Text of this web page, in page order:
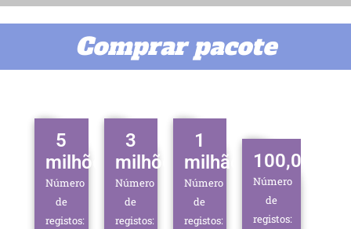
Comprar pacote
5
milhões
Número
de
registos:
3
milhões
Número
de
registos:
1
milhão
Número
de
registos:
100,000
Número
de
registos: